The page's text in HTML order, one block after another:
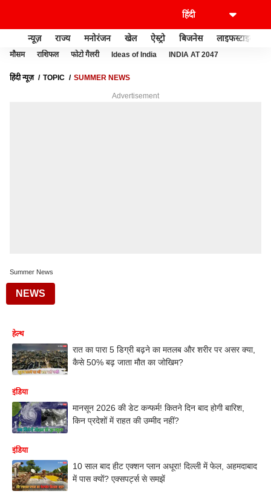
न्यूज़ राज्य मनोरंजन खेल ऐस्ट्रो बिजनेस लाइफस्टाइल
मौसम राशिफल फोटो गैलरी Ideas of India INDIA AT 2047
हिंदी न्यूज़ TOPIC SUMMER NEWS
Advertisement
Summer News
NEWS
हेल्थ
रात का पारा 5 डिग्री बढ़ने का मतलब और शरीर पर असर क्या,
कैसे 50% बढ़ जाता मौत का जोखिम?
इंडिया
मानसून 2026 की डेट कन्फर्म! कितने दिन बाद होगी बारिश,
किन प्रदेशों में राहत की उम्मीद नहीं?
इंडिया
10 साल बाद हीट एक्शन प्लान अधूरा! दिल्ली में फेल, अहमदाबाद
में पास क्यों? एक्सपर्ट्स से समझें